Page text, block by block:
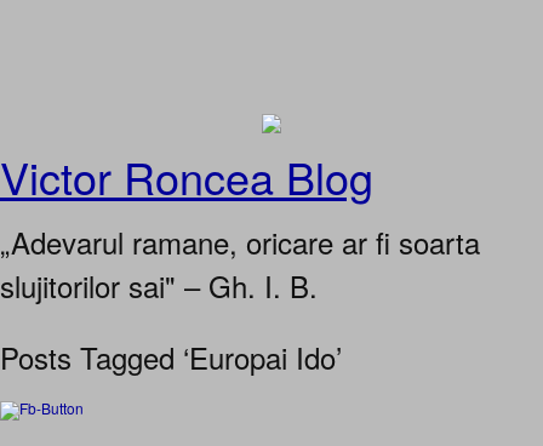
Victor Roncea Blog
„Adevarul ramane, oricare ar fi soarta
slujitorilor sai" – Gh. I. B.
Posts Tagged ‘Europai Ido’